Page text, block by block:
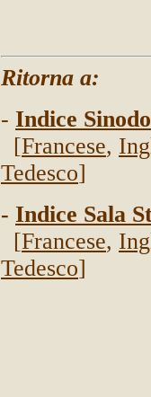
Ritorna a:
- Indice
[Francese,
Tedesco]
- Indice Sala
[Francese,
Tedesco]